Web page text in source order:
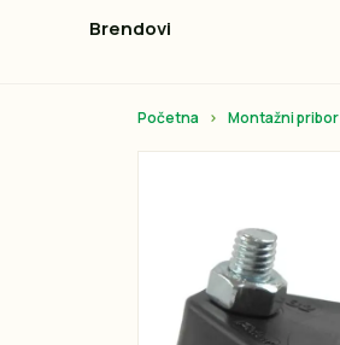
Brendovi
Početna Montažni pribor